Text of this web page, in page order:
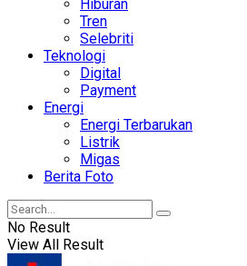
Hiburan
Tren
Selebriti
Teknologi
Digital
Payment
Energi
Energi Terbarukan
Listrik
Migas
Berita Foto
No Result
View All Result